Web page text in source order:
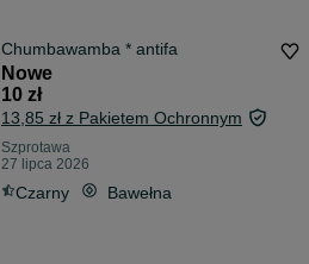
Chumbawamba * antifa
Nowe
10 zł
13,85 zł z Pakietem Ochronnym
Szprotawa
27 lipca 2026
Czarny Bawełna